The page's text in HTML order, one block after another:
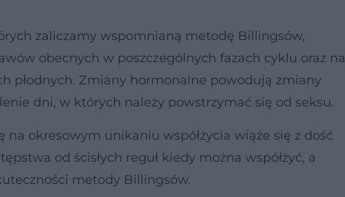
zaliczamy wspomnianą metodę Billingsów,
obecnych w poszczególnych fazach cyklu oraz na
płodnych. Zmiany hormonalne powodują zmiany
dni, w których należy powstrzymać się od seksu.
okresowym unikaniu współżycia wiąże się z dość
od ścisłych reguł kiedy można współżyć, a
metody Billingsów.